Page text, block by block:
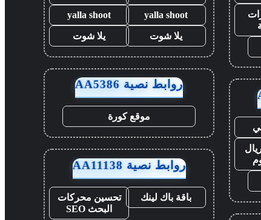
yalla shoot
yalla shoot
يلا شوت يلا شوت
روابط نصية AA5386
موقع كورة
روابط نصية AA11138
باقة باك لينك
تحسين محركات
البحث SEO